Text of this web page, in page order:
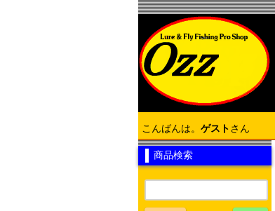
こんばんは。 ゲスト さん
商品検索